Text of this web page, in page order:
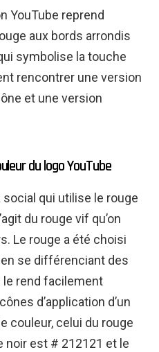
YouTube reprend
aux bords arrondis
symbolise la touche
rencontrer une version
et une version
du logo YouTube
qui utilise le rouge
du rouge vif qu’on
Le rouge a été choisi
se différenciant des
le rend facilement
d’application d’un
couleur, celui du rouge
noir est # 212121 et le